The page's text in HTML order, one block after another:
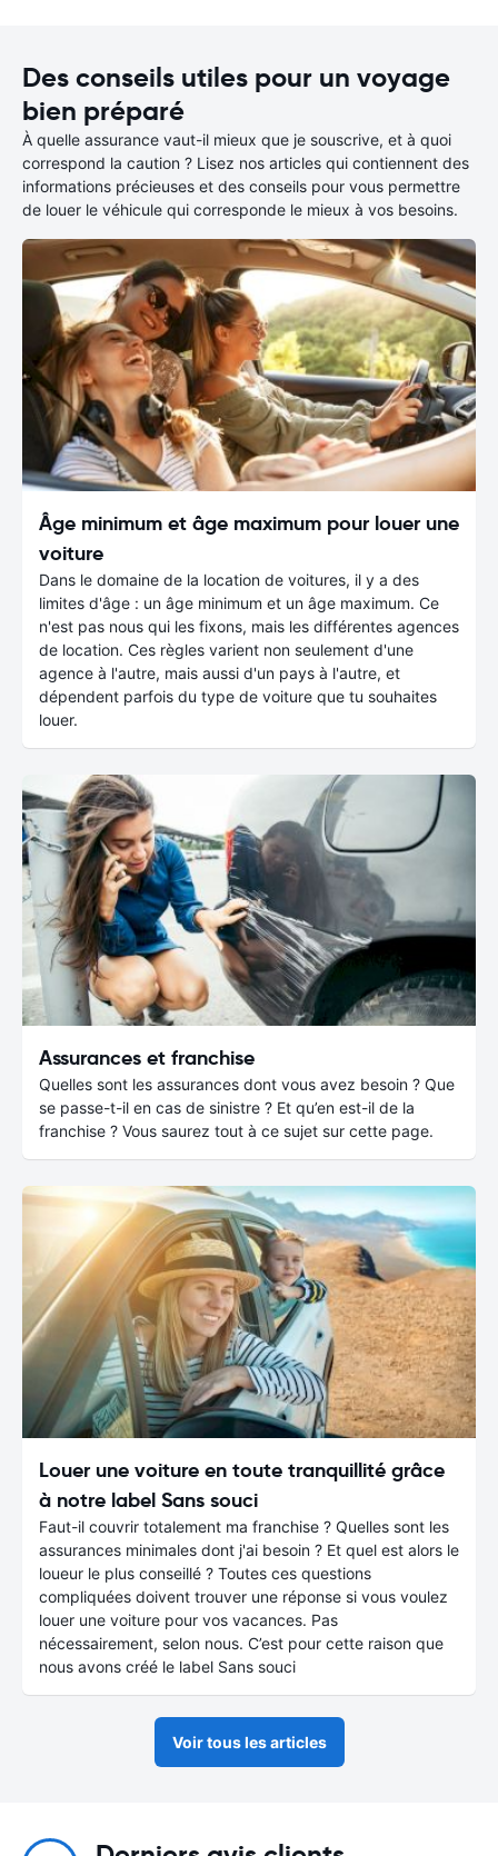
Des conseils utiles pour un voyage
bien préparé
À quelle assurance vaut-il mieux que je souscrive, et à quoi
correspond la caution ? Lisez nos articles qui contiennent des
informations précieuses et des conseils pour vous permettre
de louer le véhicule qui corresponde le mieux à vos besoins.
Âge minimum et âge maximum pour louer une
voiture
Dans le domaine de la location de voitures, il y a des
limites d'âge : un âge minimum et un âge maximum. Ce
n'est pas nous qui les fixons, mais les différentes agences
de location. Ces règles varient non seulement d'une
agence à l'autre, mais aussi d'un pays à l'autre, et
dépendent parfois du type de voiture que tu souhaites
louer.
Assurances et franchise
Quelles sont les assurances dont vous avez besoin ? Que
se passe-t-il en cas de sinistre ? Et qu’en est-il de la
franchise ? Vous saurez tout à ce sujet sur cette page.
Louer une voiture en toute tranquillité grâce
à notre label Sans souci
Faut-il couvrir totalement ma franchise ? Quelles sont les
assurances minimales dont j'ai besoin ? Et quel est alors le
loueur le plus conseillé ? Toutes ces questions
compliquées doivent trouver une réponse si vous voulez
louer une voiture pour vos vacances. Pas
nécessairement, selon nous. C’est pour cette raison que
nous avons créé le label Sans souci
Voir tous les articles